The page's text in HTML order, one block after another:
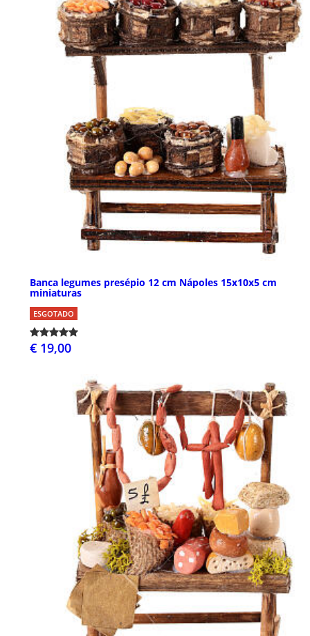
Banca legumes presépio 12 cm Nápoles 15x10x5 cm
miniaturas
ESGOTADO
€ 19,00